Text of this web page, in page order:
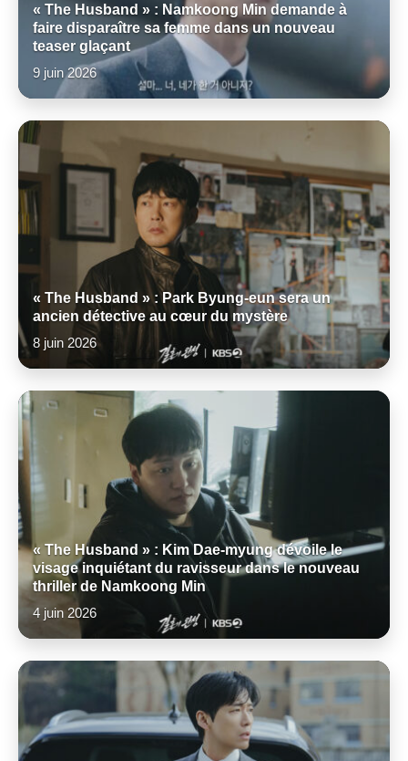
« The Husband » : Namkoong Min demande à
faire disparaître sa femme dans un nouveau
teaser glaçant
9 juin 2026
« The Husband » : Park Byung-eun sera un
ancien détective au cœur du mystère
8 juin 2026
« The Husband » : Kim Dae-myung dévoile le
visage inquiétant du ravisseur dans le nouveau
thriller de Namkoong Min
4 juin 2026